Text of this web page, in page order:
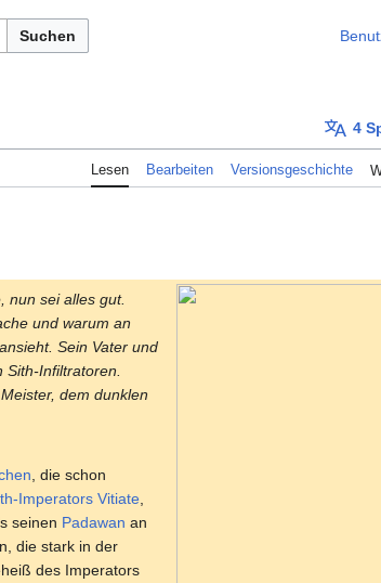
Suchen
4
Lesen Bearbeiten Versionsgeschichte
nun sei alles gut.
und warum an
Sein Vater und
Infiltratoren.
dem dunklen
, die schon
Imperators Vitiate
seinen Padawan an
die stark in der
des Imperators